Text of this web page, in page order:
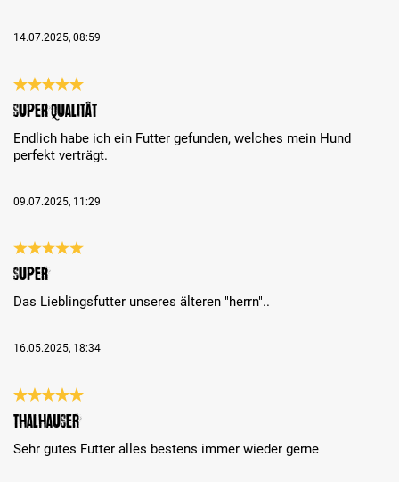
14.07.2025, 08:59
Análise com classificação de 5 de 5 estrelas
Super Qualität
Endlich habe ich ein Futter gefunden, welches mein Hund
perfekt verträgt.
09.07.2025, 11:29
Análise com classificação de 5 de 5 estrelas
Super
Das Lieblingsfutter unseres älteren "herrn"..
16.05.2025, 18:34
Análise com classificação de 5 de 5 estrelas
Thalhauser
Sehr gutes Futter alles bestens immer wieder gerne